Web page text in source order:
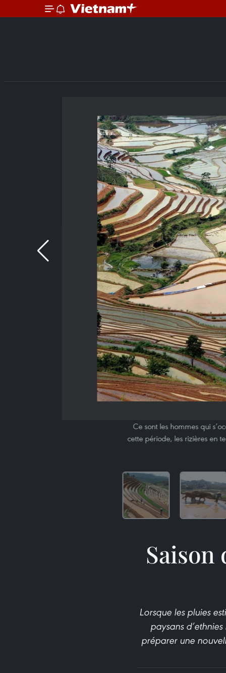
Ce sont les hommes qui
cette période, les rizières en
Saison
Lorsque les pluies
paysans
préparer une